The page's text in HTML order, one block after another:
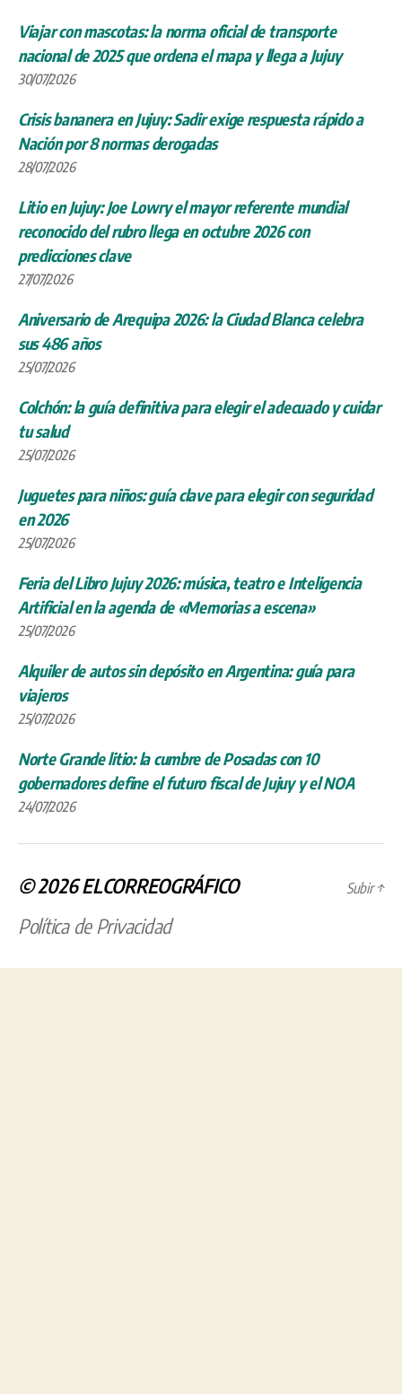
Viajar con mascotas: la norma oficial de transporte
nacional de 2025 que ordena el mapa y llega a Jujuy
30/07/2026
Crisis bananera en Jujuy: Sadir exige respuesta rápido a
Nación por 8 normas derogadas
28/07/2026
Litio en Jujuy: Joe Lowry el mayor referente mundial
reconocido del rubro llega en octubre 2026 con
predicciones clave
27/07/2026
Aniversario de Arequipa 2026: la Ciudad Blanca celebra
sus 486 años
25/07/2026
Colchón: la guía definitiva para elegir el adecuado y cuidar
tu salud
25/07/2026
Juguetes para niños: guía clave para elegir con seguridad
en 2026
25/07/2026
Feria del Libro Jujuy 2026: música, teatro e Inteligencia
Artificial en la agenda de «Memorias a escena»
25/07/2026
Alquiler de autos sin depósito en Argentina: guía para
viajeros
25/07/2026
Norte Grande litio: la cumbre de Posadas con 10
gobernadores define el futuro fiscal de Jujuy y el NOA
24/07/2026
© 2026ELCORREOGRÁFICO
Política de Privacidad
Subir↑